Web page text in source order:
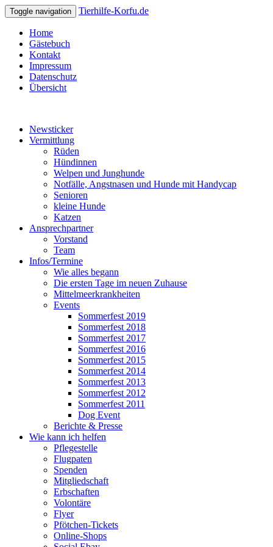
Toggle navigation Tierhilfe-Korfu.de
Home
Gästebuch
Kontakt
Impressum
Datenschutz
Übersicht
Newsticker
Vermittlung
Rüden
Hündinnen
Welpen und Junghunde
Notfälle, Angstnasen und Hunde mit Handycap
Senioren
kleine Hunde
Katzen
Ansprechpartner
Vorstand
Team
Infos/Termine
Wie alles begann
Die ersten Tage im neuen Zuhause
Mittelmeerkrankheiten
Events
Sommerfest 2019
Sommerfest 2018
Sommerfest 2017
Sommerfest 2016
Sommerfest 2015
Sommerfest 2014
Sommerfest 2013
Sommerfest 2012
Sommerfest 2011
Dog Event
Berichte & Presse
Wie kann ich helfen
Pflegestelle
Flugpaten
Spenden
Mitgliedschaft
Erbschaften
Volontäre
Flyer
Pfötchen-Tickets
Online-Shops